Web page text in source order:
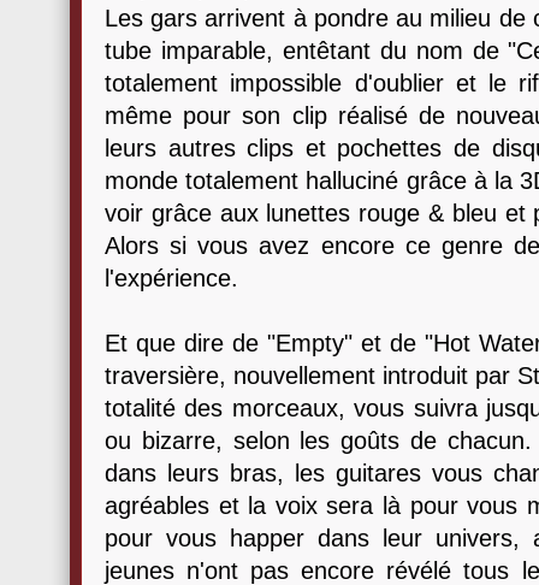
Les gars arrivent à pondre au milieu
tube imparable, entêtant du nom de
totalement impossible d'oublier et
même pour son clip réalisé de
leurs autres clips et pochettes de
monde totalement halluciné grâce à la
voir grâce aux lunettes rouge & bleu et
Alors si vous avez encore ce genre
l'expérience.
Et que dire de "Empty" et de "Hot
traversière, nouvellement introduit par
totalité des morceaux, vous suivra
ou bizarre, selon les goûts de
dans leurs bras, les guitares vous
agréables et la voix sera là pour vous
pour vous happer dans leur univers,
jeunes n'ont pas encore révélé tous